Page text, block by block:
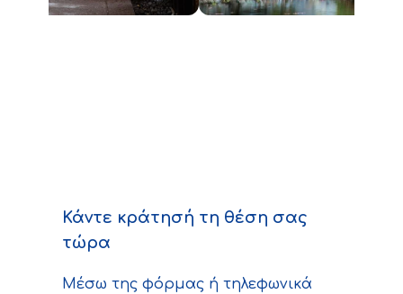
Κάντε κράτησή τη θέση σας
τώρα
Μέσω της φόρμας ή τηλεφωνικά